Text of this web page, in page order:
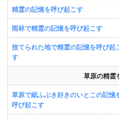
精霊の記憶を呼び起こす
雨林で精霊の記憶を呼び起こす
捨てられた地で精霊の記憶を呼び起
す
草原の精霊
草原で紙ふぶき好きのいとこの記憶
呼び起こす